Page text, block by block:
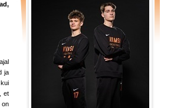
ja
et
on